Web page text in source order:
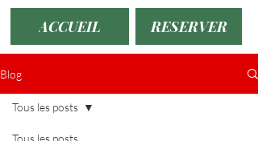
ACCUEIL RESERVER
Blog
Tous les posts
Tous les posts